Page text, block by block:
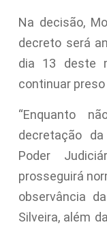
Na decisão,
decreto será
dia 13 deste
continuar
“Enquanto
decretação
Poder
prosseguirá
observância
Silveira, além